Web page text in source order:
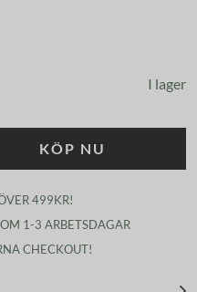
I lager
KÖP NU
499KR!
1-3 ARBETSDAGAR
CHECKOUT!